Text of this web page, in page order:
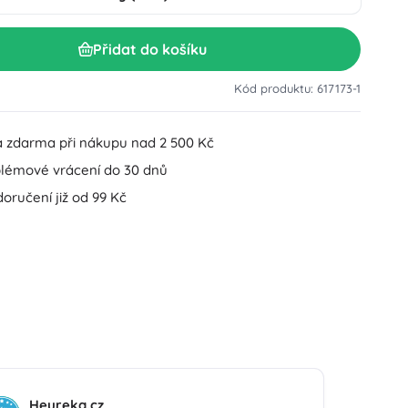
Doplňky k umyvadlu
Doplňky na WC
Doplňky k vaně a sprše
Figurky
Dekorace
Přidat do košíku
Kód produktu: 617173-1
zdarma při nákupu nad 2 500 Kč
vrácení do 30 dnů
již od 99 Kč